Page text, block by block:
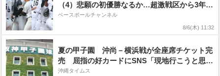
（4）悲願の初優勝なるか…超激戦区から3年連
続出場に
ベースボールチャンネル
8/6(木) 11:32
夏の甲子園 沖尚－横浜戦が全座席チケット完
売 屈指の好カードにSNS「現地行こうと思っ
たけど残念」
沖縄タイムス